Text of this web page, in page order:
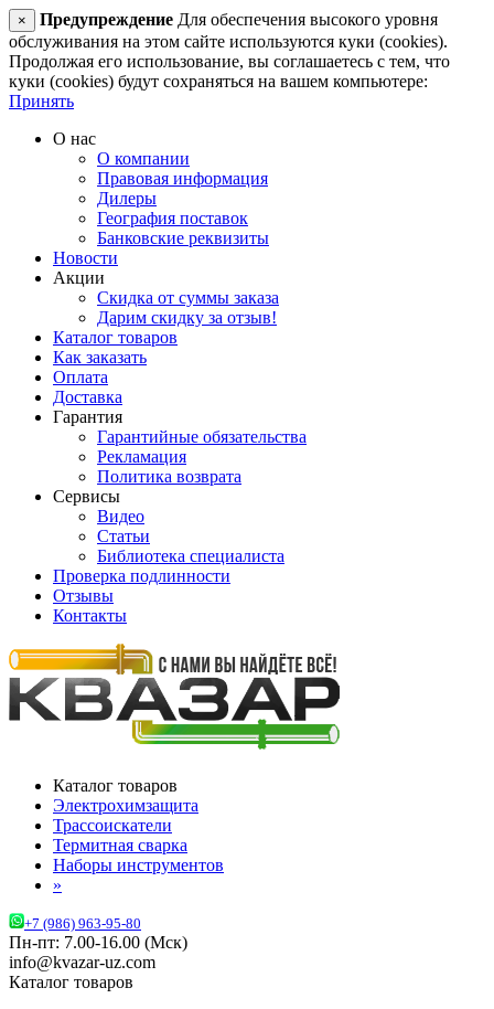
× Предупреждение Для обеспечения высокого уровня
обслуживания на этом сайте используются куки (cookies).
Продолжая его использование, вы соглашаетесь с тем, что
куки (cookies) будут сохраняться на вашем компьютере:
Принять
О нас
О компании
Правовая информация
Дилеры
География поставок
Банковские реквизиты
Новости
Акции
Скидка от суммы заказа
Дарим скидку за отзыв!
Каталог товаров
Как заказать
Оплата
Доставка
Гарантия
Гарантийные обязательства
Рекламация
Политика возврата
Сервисы
Видео
Статьи
Библиотека специалиста
Проверка подлинности
Отзывы
Контакты
Каталог товаров
Электрохимзащита
Трассоискатели
Термитная сварка
Наборы инструментов
»
+7 (986) 963-95-80
Пн-пт: 7.00-16.00 (Мск)
info@kvazar-uz.com
Каталог товаров